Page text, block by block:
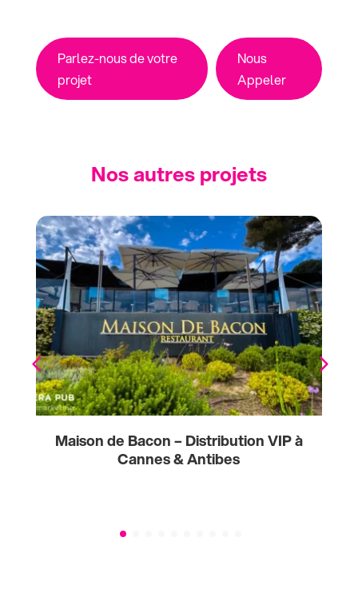
Parlez-nous de votre
projet
Nous
Appeler
Nos autres projets
Maison de Bacon – Distribution VIP à
Cannes & Antibes